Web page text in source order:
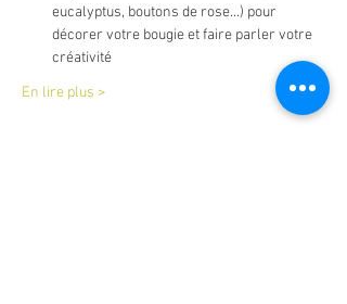
eucalyptus, boutons de rose...) pour
décorer votre bougie et faire parler votre
créativité
En lire plus >